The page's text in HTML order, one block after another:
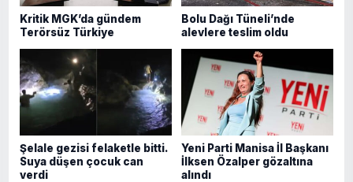
Kritik MGK’da gündem
Terörsüz Türkiye
Bolu Dağı Tüneli’nde
alevlere teslim oldu
Şelale gezisi felaketle bitti.
Suya düşen çocuk can
verdi
Yeni Parti Manisa İl Başkanı
İlksen Özalper gözaltına
alındı